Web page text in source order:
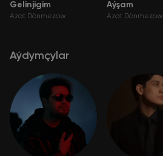
Gelinjigim
Azat Dönmezow
Aýşam
Azat Dönmezow
Aýdymçylar